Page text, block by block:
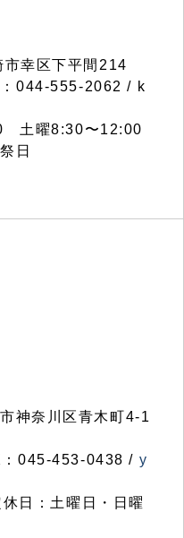
幸区下平間214
044-555-2062 / k
土曜8:30〜12:00
日
神奈川区青木町4-1
045-453-0438 / y
日：土曜日・日曜